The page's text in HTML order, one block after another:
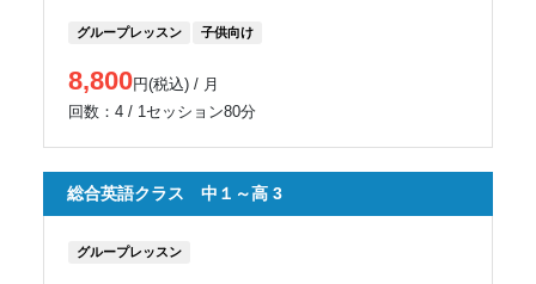
グループレッスン 子供向け
8,800円(税込) / 月
回数：4 / 1セッション80分
総合英語クラス 中１～高 3
グループレッスン